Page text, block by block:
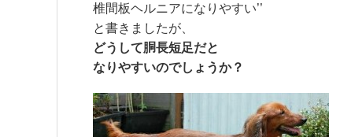
椎間板ヘルニアになりやすい’’
と書きましたが、
どうして胴長短足だと
なりやすいのでしょうか？